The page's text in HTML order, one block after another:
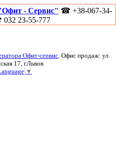
- Сервис" ☎ +38-067-34-
23-55-777
Офит-сервис. Офис продаж: ул.
17, г.Львов
▼